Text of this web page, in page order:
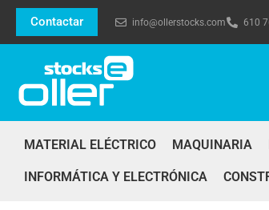
Contactar info@ollerstocks.com 610
MATERIAL ELÉCTRICO MAQUINARIA
INFORMÁTICA Y ELECTRÓNICA